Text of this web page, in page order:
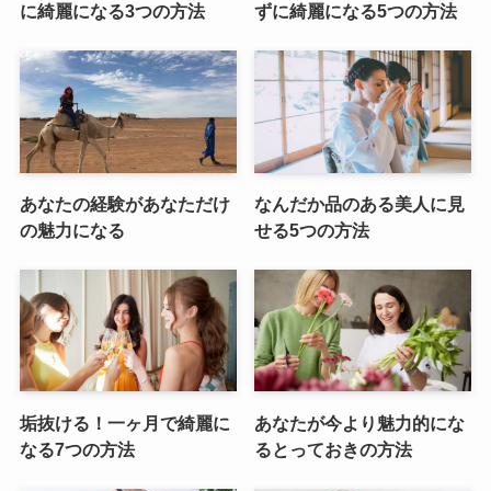
に綺麗になる3つの方法
ずに綺麗になる5つの方法
あなたの経験があなただけ
の魅力になる
なんだか品のある美人に見
せる5つの方法
垢抜ける！一ヶ月で綺麗に
なる7つの方法
あなたが今より魅力的にな
るとっておきの方法